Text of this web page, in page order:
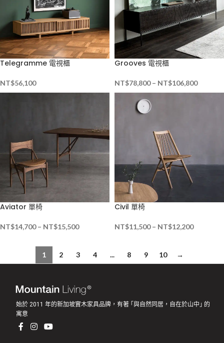
Telegramme 電視櫃
NT$56,100
Grooves 電視櫃
NT$78,800 – NT$106,800
Aviator 單椅
NT$14,700 – NT$15,500
Civil 單椅
NT$11,500 – NT$12,200
1 2 3 4 ... 8 9 10 →
始於 2011 年的新加坡實木家具品牌，有著 ｢與自然同居，自在於山中｣ 的
寓意